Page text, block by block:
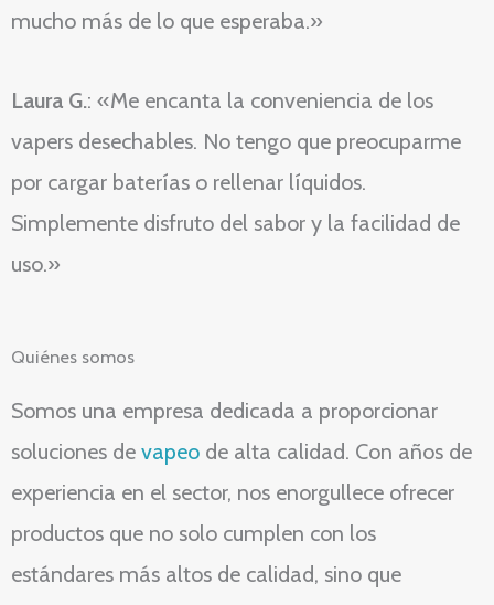
mucho más de lo que esperaba.»
Laura G.: «Me encanta la conveniencia de los
vapers desechables. No tengo que preocuparme
por cargar baterías o rellenar líquidos.
Simplemente disfruto del sabor y la facilidad de
uso.»
Quiénes somos
Somos una empresa dedicada a proporcionar
soluciones de vapeo de alta calidad. Con años de
experiencia en el sector, nos enorgullece ofrecer
productos que no solo cumplen con los
estándares más altos de calidad, sino que